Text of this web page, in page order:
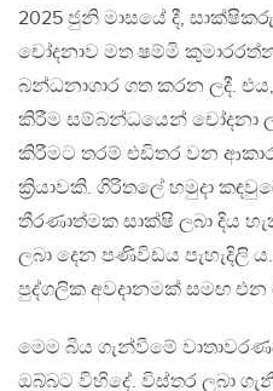
2025 ජුනි මාසයේ දී,
චෝදනාව මත ෂම්මි
බන්ධනාගාර ගත කරන ලදී.
කිරීම සම්බන්ධයෙන් චෝදනා
කිරීමට තරම් එඩිතර වන
ක්‍රියාවකි. ගිරිතලේ හමුදා
තීරණාත්මක සාක්ෂි ලබා දිය
ලබා දෙන පණිවිඩය පැහැදිලි
පුද්ගලික අවදානමක් සමඟ එන
මෙම බිය ගැන්වීමේ
ඔබ්බට විහිදේ. විස්තර ලබා